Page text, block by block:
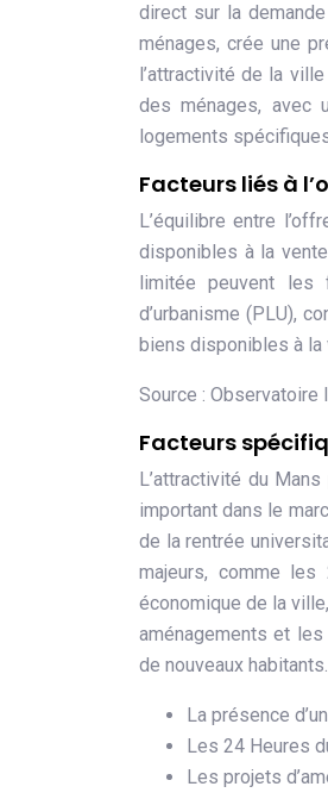
direct sur la
ménages, crée une
l’attractivité de la
des ménages, avec
logements
Facteurs liés à
L’équilibre entre
disponibles à la
limitée peuvent les
d’urbanisme (PLU),
biens disponibles à la
Source :
Facteurs
L’attractivité du
important dans le
de la rentrée
majeurs, comme
économique de la
aménagements et
de nouveaux habitants.
La présence
Les 24 Heures
Les projets